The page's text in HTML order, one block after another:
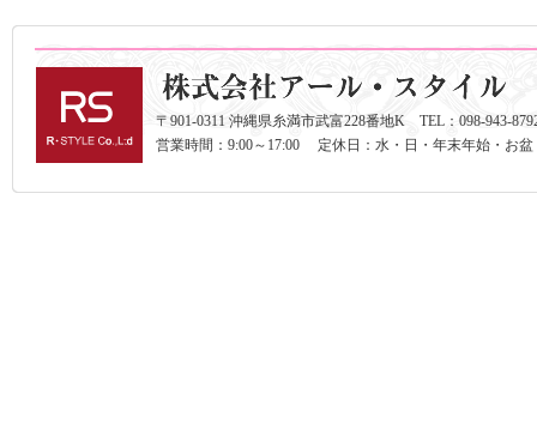
〒901-0311 沖縄県糸満市武富228番地K TEL：098-943-
営業時間：9:00～17:00 定休日：水・日・年末年始・お